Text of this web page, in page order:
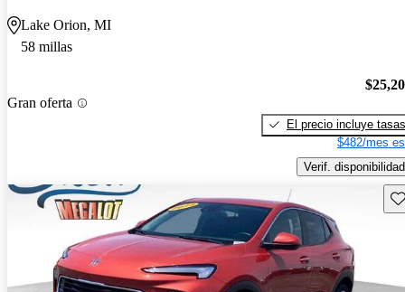
Lake Orion, MI
58 millas
Gran oferta
El precio incluye tasas
$482/mes
Verif. disponibilidad